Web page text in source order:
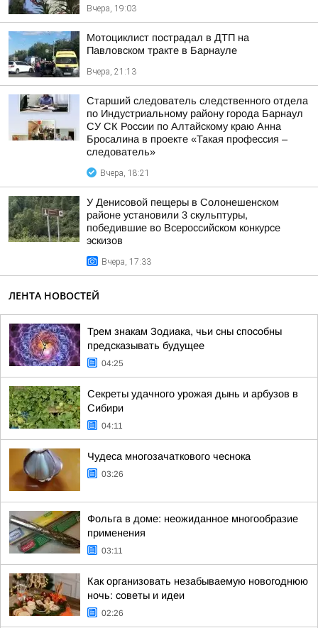
Вчера, 19:03
Мотоциклист пострадал в ДТП на
Павловском тракте в Барнауле
Вчера, 21:13
Старший следователь следственного отдела
по Индустриальному району города Барнаул
СУ СК России по Алтайскому краю Анна
Бросалина в проекте «Такая профессия –
следователь»
Вчера, 18:21
У Денисовой пещеры в Солонешенском
районе установили 3 скульптуры,
победившие во Всероссийском конкурсе
эскизов
Вчера, 17:33
ЛЕНТА НОВОСТЕЙ
Трем знакам Зодиака, чьи сны способны
предсказывать будущее
04:25
Секреты удачного урожая дынь и арбузов в
Сибири
04:11
Чудеса многозачаткового чеснока
03:26
Фольга в доме: неожиданное многообразие
применения
03:11
Как организовать незабываемую новогоднюю
ночь: советы и идеи
02:26